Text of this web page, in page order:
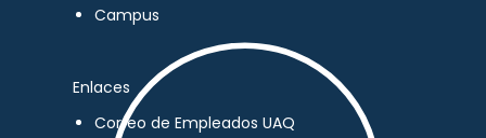
Campus
Enlaces
Correo de Empleados UAQ